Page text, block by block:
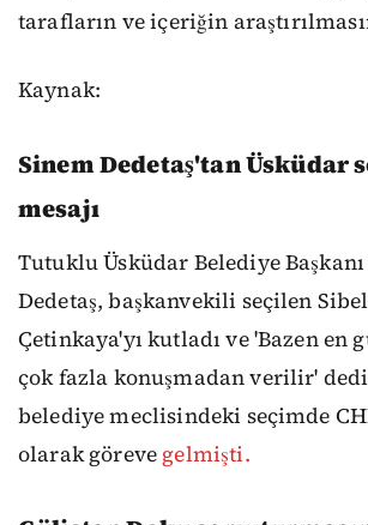
tarafların ve içeriğin
Kaynak:
Sinem Dedetaş'tan Üsküdar
mesajı
Tutuklu Üsküdar Belediye
Dedetaş, başkanvekili seçilen
Çetinkaya'yı kutladı ve 'Bazen en
çok fazla konuşmadan verilir'
belediye meclisindeki seçimde
olarak göreve gelmişti.